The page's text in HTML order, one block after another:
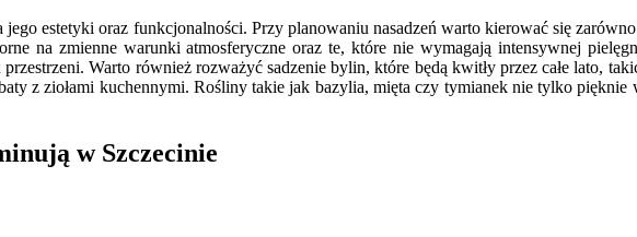
estetyki oraz funkcjonalności. Przy planowaniu nasadzeń warto kierować się
na zmienne warunki atmosferyczne oraz te, które nie wymagają intensywnej
Warto również rozważyć sadzenie bylin, które będą kwitły przez całe lato,
z ziołami kuchennymi. Rośliny takie jak bazylia, mięta czy tymianek nie tylko
w Szczecinie